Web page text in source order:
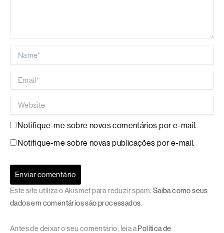
Notifique-me sobre novos comentários por e-mail.
Notifique-me sobre novas publicações por e-mail.
Este site utiliza o Akismet para reduzir spam. Saiba como seus
dados em comentários são processados.
Antes de deixar o seu comentário, leia a Política de